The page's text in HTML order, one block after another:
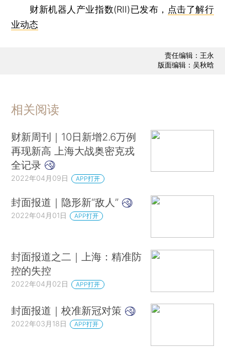
财新机器人产业指数(RII)已发布， 点击了解行
业动态
责任编辑：王永
版面编辑：吴秋晗
相关阅读
财新周刊｜10日新增2.6万例
再现新高 上海大战奥密克戎
全记录
2022年04月09日 APP打开
封面报道｜隐形新“敌人”
2022年04月01日 APP打开
封面报道之二｜上海：精准防
控的失控
2022年04月02日 APP打开
封面报道｜校准新冠对策
2022年03月18日 APP打开